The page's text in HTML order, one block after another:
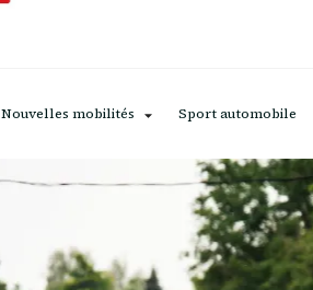
Nouvelles mobilités Sport automobile